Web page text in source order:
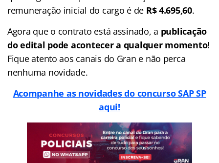
remuneração inicial do cargo é de R$ 4.695,60.
Agora que o contrato está assinado, a publicação
do edital pode acontecer a qualquer momento!
Fique atento aos canais do Gran e não perca
nenhuma novidade.
Acompanhe as novidades do concurso SAP SP
aqui!